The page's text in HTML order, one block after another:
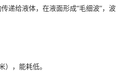
递给液体，在液面形成“毛细波”，波
），能耗低。